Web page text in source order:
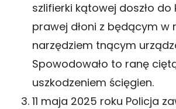
szlifierki kątowej doszło do
prawej dłoni z będącym w
narzędziem tnącym
Spowodowało to ranę
uszkodzeniem ścięgien.
11 maja 2025 roku Policja